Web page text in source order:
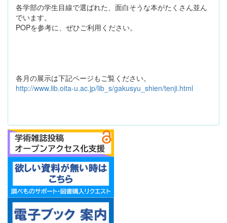
各学部の学生目線で選ばれた、面白そうな本がたくさん並ん
でいます。
POPを参考に、ぜひご利用ください。
各月の展示は下記ページもご覧ください。
http://www.lib.oita-u.ac.jp/lib_s/gakusyu_shien/tenji.html